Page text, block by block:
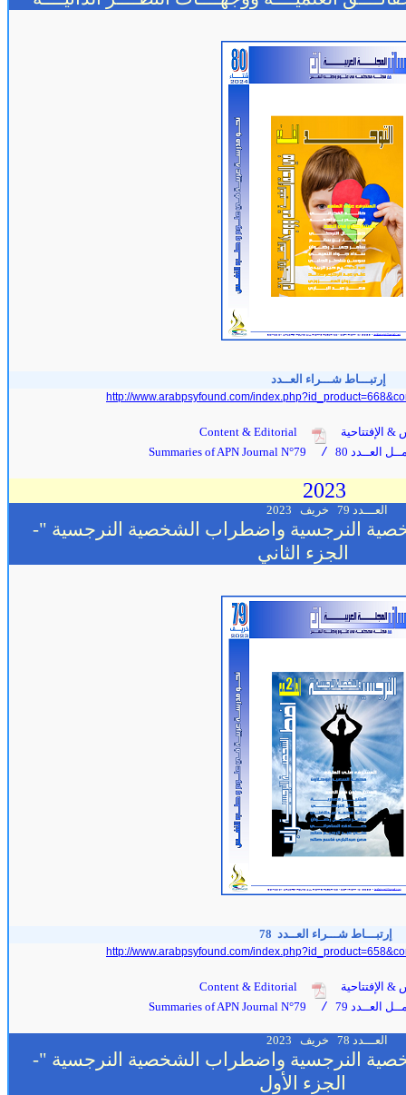
إرتبـــاط شـــراء العــدد
http://www.arabpsyfound.com/
Content & Editorial
& الإفتتاحية
Summaries of APN Journal N°79 / العــدد 80
2023
العـــدد 79 خريف
النرجسية واضطراب الشخصية النرجسية "-
الجزء الثاني
إرتبـــاط شـــراء العــدد 78
http://www.arabpsyfound.com/
Content & Editorial
& الإفتتاحية
Summaries of APN Journal N°79 / العــدد 79
العـــدد 78 خريف
النرجسية واضطراب الشخصية النرجسية "-
الجزء الأول